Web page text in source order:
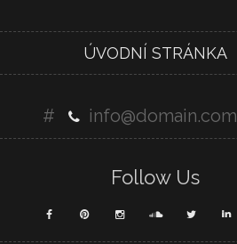
ÚVODNÍ STRÁNKA
# info@domain.com
Follow Us